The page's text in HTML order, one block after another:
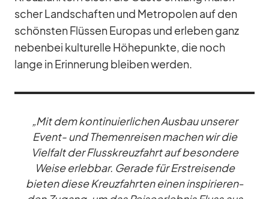
scher Land­schaf­ten und Me­tro­po­len auf den
schöns­ten Flüs­sen Eu­ro­pas und er­le­ben ganz
ne­ben­bei kul­tu­relle Hö­he­punkte, die noch
lange in Er­in­ne­rung blei­ben wer­den.
„Mit dem kon­ti­nu­ier­li­chen Aus­bau un­se­rer
Event- und The­men­rei­sen ma­chen wir die
Viel­falt der Fluss­kreuz­fahrt auf be­son­dere
Weise er­leb­bar. Ge­rade für Er­st­rei­sende
bie­ten diese Kreuz­fahr­ten ei­nen in­spi­rie­ren­